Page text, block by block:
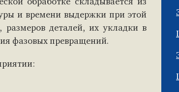
обработке складывается из
и времени выдержки при этой
размеров деталей, их укладки в
фазовых превращений.